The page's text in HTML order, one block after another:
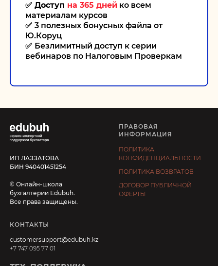
✅ Доступ на 365 дней ко всем
материалам курсов
✅ 3 полезных бонусных файла от
Ю.Коруц
✅ Безлимитный доступ к серии
вебинаров по Налоговым Проверкам
ИП ЛАЗЗАТОВА
БИН 940401451254
© Онлайн-школа
бухгалтерии Edubuh.
Все права защищены.
ПРАВОВАЯ
ИНФОРМАЦИЯ
ПОЛИТИКА
КОНФИДЕНЦИАЛЬНОСТИ
ПОЛИТИКА ВОЗВРАТОВ
ДОГОВОР ПУБЛИЧНОЙ
ОФЕРТЫ
КОНТАКТЫ
customersupport@edubuh.kz
+7 747 095 77 01